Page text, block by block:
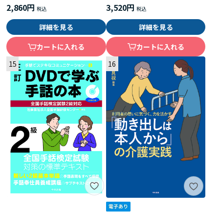
2,860円
詳細を見る
カートに入れる
3,520円
詳細を見る
カートに入れる
15
16